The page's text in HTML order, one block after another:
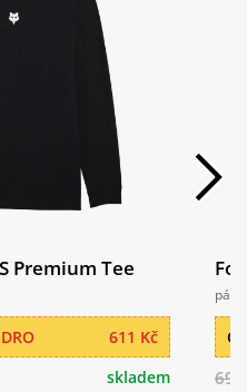
Premium Tee
611 Kč
skladem